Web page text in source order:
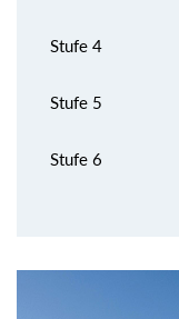
Stufe 4
Stufe 5
Stufe 6